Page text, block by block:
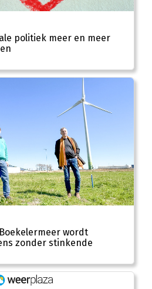
politiek meer en meer
wordt
zonder stinkende